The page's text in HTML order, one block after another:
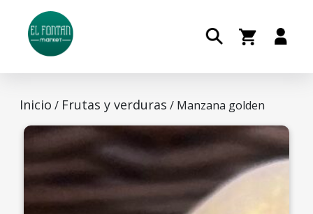
Inicio / Frutas y verduras / Manzana golden